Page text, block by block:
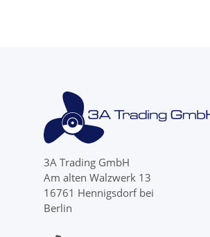
3A Trading GmbH
Am alten Walzwerk 13
16761 Hennigsdorf bei
Berlin